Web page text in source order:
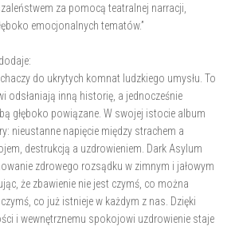
za pomocą teatralnej narracji,
emocjonalnych tematów.”
do ukrytych komnat ludzkiego umysłu. To
odsłaniają inną historię, a jednocześnie
głęboko powiązane. W swojej istocie album
nieustanne napięcie między strachem a
destrukcją a uzdrowieniem. Dark Asylum
zdrowego rozsądku w zimnym i jałowym
że zbawienie nie jest czymś, co można
co już istnieje w każdym z nas. Dzięki
i wewnętrznemu spokojowi uzdrowienie staje